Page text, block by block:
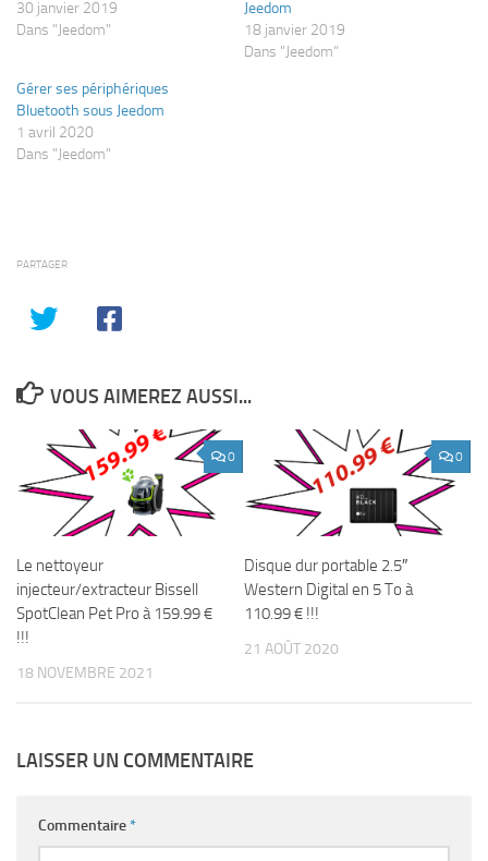
30 janvier 2019
Dans "Jeedom"
Jeedom
18 janvier 2019
Dans "Jeedom"
Gérer ses périphériques
Bluetooth sous Jeedom
1 avril 2020
Dans "Jeedom"
PARTAGER
VOUS AIMEREZ AUSSI...
0
Le nettoyeur
injecteur/extracteur Bissell
SpotClean Pet Pro à 159.99 €
!!!
18 NOVEMBRE 2021
0
Disque dur portable 2.5″
Western Digital en 5 To à
110.99 € !!!
21 AOÛT 2020
LAISSER UN COMMENTAIRE
Commentaire*